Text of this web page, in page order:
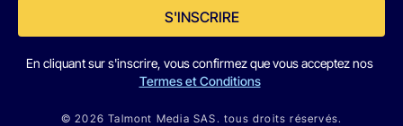
S'INSCRIRE
En cliquant sur s'inscrire, vous confirmez que vous acceptez nos
Termes et Conditions
© 2026 Talmont Media SAS. tous droits réservés.